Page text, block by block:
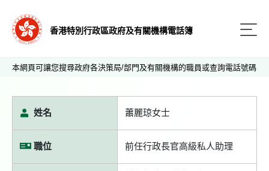
香港特別行政區政府及有關機構電話簿
本網頁可讓您搜尋政府各決策局/部門及有關機構的職員或查詢電話號碼
姓名 蕭麗琼女士
職位 前任行政長官高級私人助理